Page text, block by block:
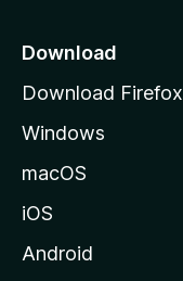
o
e
M
i
l
Download
Download Firefox
Windows
macOS
iOS
Android